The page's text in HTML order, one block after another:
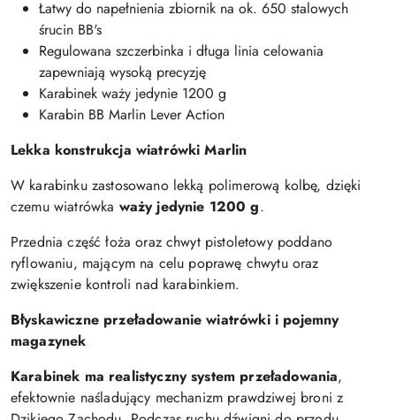
Łatwy do napełnienia zbiornik na ok. 650 stalowych
śrucin BB's
Regulowana szczerbinka i długa linia celowania
zapewniają wysoką precyzję
Karabinek waży jedynie 1200 g
Karabin BB Marlin Lever Action
Lekka konstrukcja wiatrówki Marlin
W karabinku zastosowano lekką polimerową kolbę, dzięki
czemu wiatrówka waży jedynie 1200 g.
Przednia część łoża oraz chwyt pistoletowy poddano
ryflowaniu, mającym na celu poprawę chwytu oraz
zwiększenie kontroli nad karabinkiem.
Błyskawiczne przeładowanie wiatrówki i pojemny
magazynek
Karabinek ma realistyczny system przeładowania,
efektownie naśladujący mechanizm prawdziwej broni z